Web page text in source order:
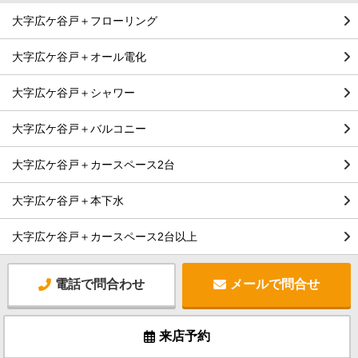
大字広ケ谷戸＋フローリング
大字広ケ谷戸＋オール電化
大字広ケ谷戸＋シャワー
大字広ケ谷戸＋バルコニー
大字広ケ谷戸＋カースペース2台
大字広ケ谷戸＋本下水
大字広ケ谷戸＋カースペース2台以上
電話で問合わせ メールで問合せ
来店予約